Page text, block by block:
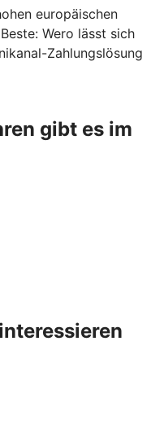
europäischen
Wero lässt sich
Zahlungslösung
gibt es im